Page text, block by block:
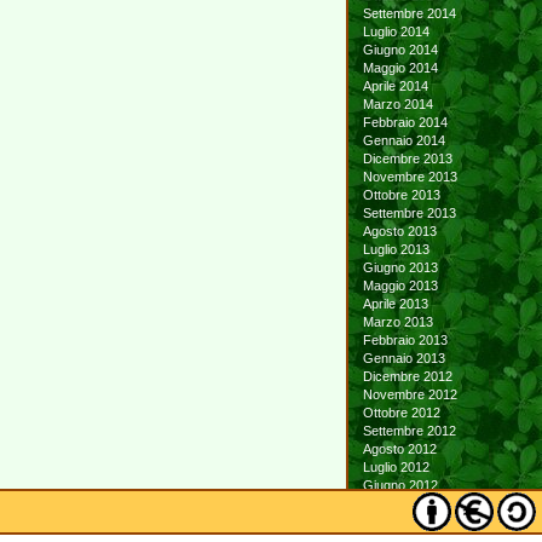
Settembre 2014
Luglio 2014
Giugno 2014
Maggio 2014
Aprile 2014
Marzo 2014
Febbraio 2014
Gennaio 2014
Dicembre 2013
Novembre 2013
Ottobre 2013
Settembre 2013
Agosto 2013
Luglio 2013
Giugno 2013
Maggio 2013
Aprile 2013
Marzo 2013
Febbraio 2013
Gennaio 2013
Dicembre 2012
Novembre 2012
Ottobre 2012
Settembre 2012
Agosto 2012
Luglio 2012
Giugno 2012
Maggio 2012
Aprile 2012